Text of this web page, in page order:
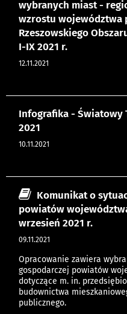
wybranych miast -
wzrostu województwa
Rzeszowskiego
I-IX 2021 r.
12.11.2021
Infografika - Światowy
2021
10.11.2021
Komunikat o
powiatów
wrzesień 2021 r.
09.11.2021
Opracowanie zawiera
gospodarczej powiatów
dotyczące m. in.
budownictwa
publicznego.